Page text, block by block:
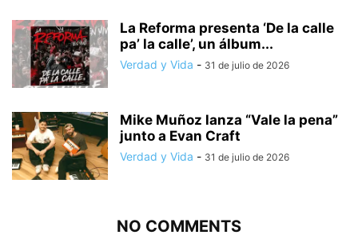
La Reforma presenta ‘De la calle
pa’ la calle’, un álbum...
Verdad y Vida - 31 de julio de 2026
Mike Muñoz lanza “Vale la pena”
junto a Evan Craft
Verdad y Vida - 31 de julio de 2026
NO COMMENTS